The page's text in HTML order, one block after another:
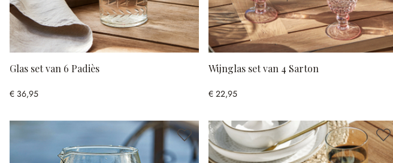
Glas set van 6 Padiès
€ 36,95
Wijnglas set van 4 Sarton
€ 22,95